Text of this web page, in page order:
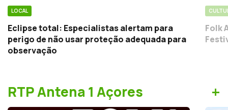
LOCAL
Eclipse total: Especialistas alertam para
perigo de não usar proteção adequada para
observação
Folk
RTP Antena 1 Açores +